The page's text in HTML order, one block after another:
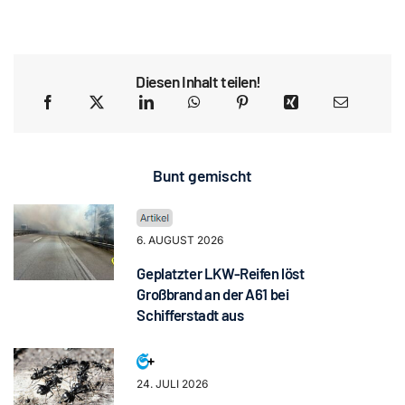
Diesen Inhalt teilen!
Bunt gemischt
6. AUGUST 2026
Geplatzter LKW-Reifen löst
Großbrand an der A61 bei
Schifferstadt aus
24. JULI 2026